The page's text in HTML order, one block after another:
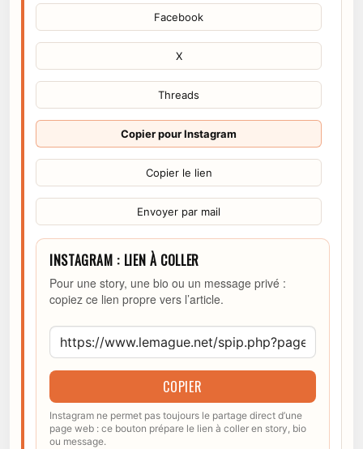
Facebook
X
Threads
Copier pour Instagram
Copier le lien
Envoyer par mail
INSTAGRAM : LIEN À COLLER
Pour une story, une bio ou un message privé :
copiez ce lien propre vers l’article.
COPIER
Instagram ne permet pas toujours le partage direct d’une
page web : ce bouton prépare le lien à coller en story, bio
ou message.